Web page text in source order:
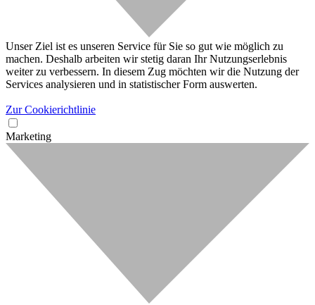
Unser Ziel ist es unseren Service für Sie so gut wie möglich zu
machen. Deshalb arbeiten wir stetig daran Ihr Nutzungserlebnis
weiter zu verbessern. In diesem Zug möchten wir die Nutzung der
Services analysieren und in statistischer Form auswerten.
Zur Cookierichtlinie
Marketing